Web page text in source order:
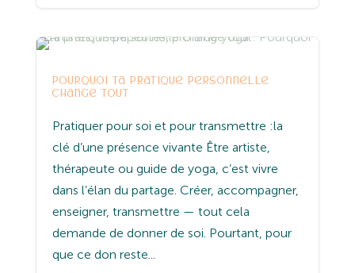
Pourquoi ta pratique personnelle
change tout
Pratiquer pour soi et pour transmettre :la
clé d’une présence vivante Être artiste,
thérapeute ou guide de yoga, c’est vivre
dans l’élan du partage. Créer, accompagner,
enseigner, transmettre — tout cela
demande de donner de soi. Pourtant, pour
que ce don reste...